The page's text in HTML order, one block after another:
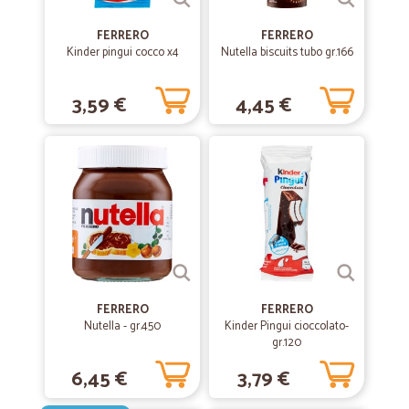
merce è arrivata ben impacchettata e imballata.. Soddisfatta
Prodotto a un ottimo prezzo consegna…
Prodotto a un ottimo prezzo consegna veloce acquisterò molto
—Armando G.
Ottimo sia il prodotto che la…
Ottimo sia il prodotto che la spedizione molto rapida consiglio a tutti
di provare.....
15/07/2020
—Lucia M.
Precisazione e velocità
FERRERO
Kinder pingui cocco x4
3,59 €
FERRERO
Nutella biscuits tubo gr.166
4,45 €
FERRERO
Nutella - gr.450
6,45 €
FERRERO
Kinder Pingui cioccolato-
gr.120
3,79 €